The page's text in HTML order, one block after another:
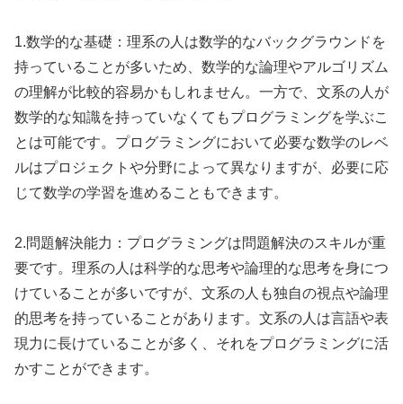
1.数学的な基礎：理系の人は数学的なバックグラウンドを
持っていることが多いため、数学的な論理やアルゴリズム
の理解が比較的容易かもしれません。一方で、文系の人が
数学的な知識を持っていなくてもプログラミングを学ぶこ
とは可能です。プログラミングにおいて必要な数学のレベ
ルはプロジェクトや分野によって異なりますが、必要に応
じて数学の学習を進めることもできます。
2.問題解決能力：プログラミングは問題解決のスキルが重
要です。理系の人は科学的な思考や論理的な思考を身につ
けていることが多いですが、文系の人も独自の視点や論理
的思考を持っていることがあります。文系の人は言語や表
現力に長けていることが多く、それをプログラミングに活
かすことができます。